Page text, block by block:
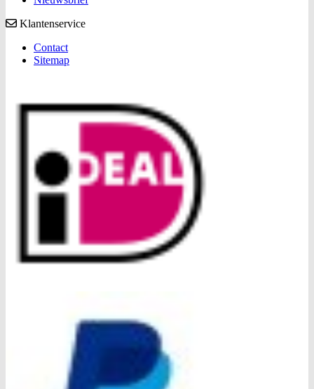
Klantenservice
Contact
Sitemap